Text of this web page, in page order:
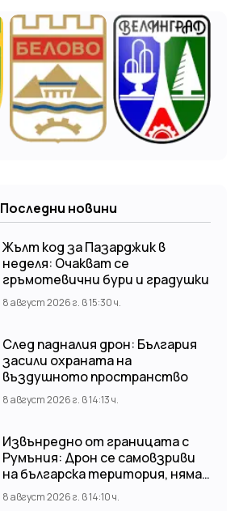
Последни новини
Жълт код за Пазарджик в
неделя: Очакват се
гръмотевични бури и градушки
8 август 2026 г. в 15:30 ч.
След падналия дрон: България
засили охраната на
въздушното пространство
8 август 2026 г. в 14:13 ч.
Извънредно от границата с
Румъния: Дрон се самовзриви
на българска територия, няма
щети
8 август 2026 г. в 14:10 ч.